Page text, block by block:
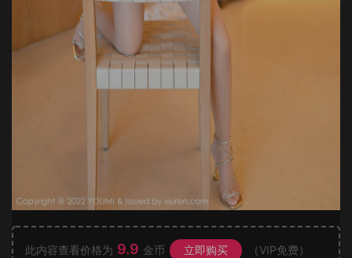
此内容查看价格为 9.9 金币 立即购买
（VIP免费）